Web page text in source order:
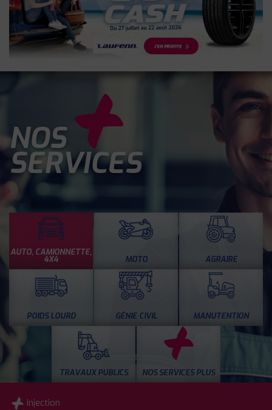
NOS
SERVICES
AUTO, CAMIONNETTE,
4X4 MOTO AGRAIRE
POIDS LOURD GÉNIE CIVIL MANUTENTION
TRAVAUX PUBLICS NOS SERVICES PLUS
Injection